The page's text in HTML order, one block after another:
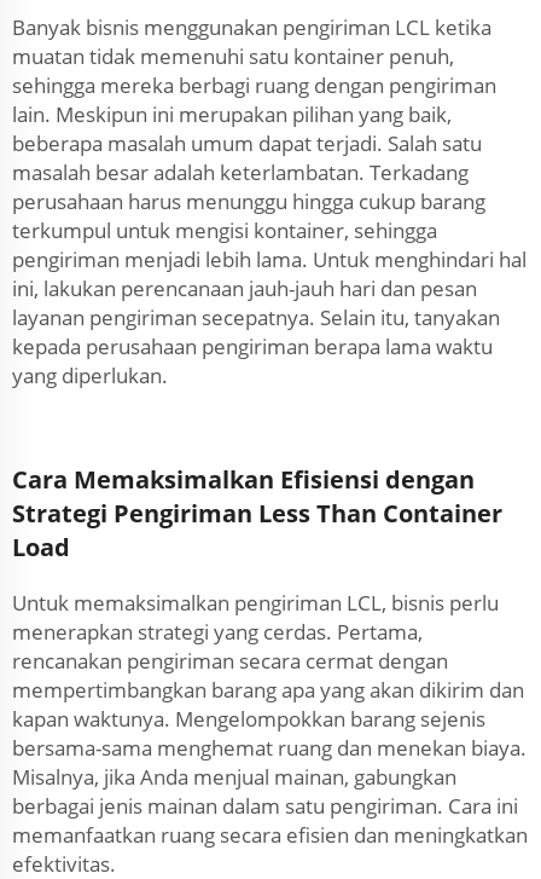
Banyak bisnis menggunakan pengiriman LCL ketika
muatan tidak memenuhi satu kontainer penuh,
sehingga mereka berbagi ruang dengan pengiriman
lain. Meskipun ini merupakan pilihan yang baik,
beberapa masalah umum dapat terjadi. Salah satu
masalah besar adalah keterlambatan. Terkadang
perusahaan harus menunggu hingga cukup barang
terkumpul untuk mengisi kontainer, sehingga
pengiriman menjadi lebih lama. Untuk menghindari hal
ini, lakukan perencanaan jauh-jauh hari dan pesan
layanan pengiriman secepatnya. Selain itu, tanyakan
kepada perusahaan pengiriman berapa lama waktu
yang diperlukan.
Cara Memaksimalkan Efisiensi dengan
Strategi Pengiriman Less Than Container
Load
Untuk memaksimalkan pengiriman LCL, bisnis perlu
menerapkan strategi yang cerdas. Pertama,
rencanakan pengiriman secara cermat dengan
mempertimbangkan barang apa yang akan dikirim dan
kapan waktunya. Mengelompokkan barang sejenis
bersama-sama menghemat ruang dan menekan biaya.
Misalnya, jika Anda menjual mainan, gabungkan
berbagai jenis mainan dalam satu pengiriman. Cara ini
memanfaatkan ruang secara efisien dan meningkatkan
efektivitas.